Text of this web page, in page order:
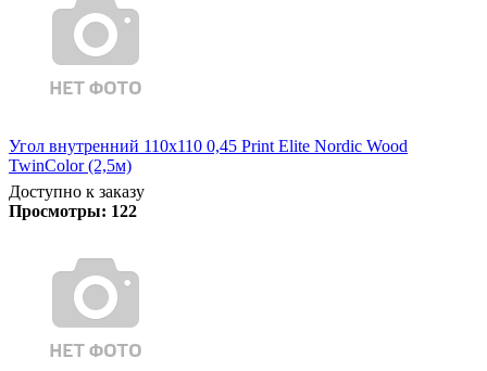
Угол внутренний 110х110 0,45 Print Elite Nordic Wood
TwinColor (2,5м)
Доступно к заказу
Просмотры: 122